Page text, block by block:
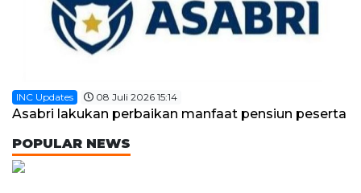
INC Updates 08 Juli 2026 15:14
Asabri lakukan perbaikan manfaat pensiun peserta
POPULAR NEWS